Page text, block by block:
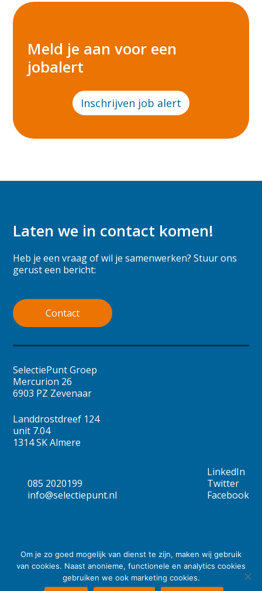
Meld je aan voor een
jobalert
Inschrijven job alert
Laten we in contact komen!
Heb je een vraag of wil je samenwerken? Stuur ons
gerust een bericht:
Contact
SelectiePunt Groep
Mercurion 26
6903 PZ Zevenaar
Landdrostdreef 124
unit 7.04
1314 SK Almere
085 2020199
info@selectiepunt.nl
LinkedIn
Twitter
Facebook
© Copyright2026
Algemene voorwaarden
Privacy statement
Om je zo goed mogelijk van dienst te zijn, maken wij gebruik
van cookies. Naast anonieme, functionele en analytics cookies
gebruiken we ook marketing cookies.